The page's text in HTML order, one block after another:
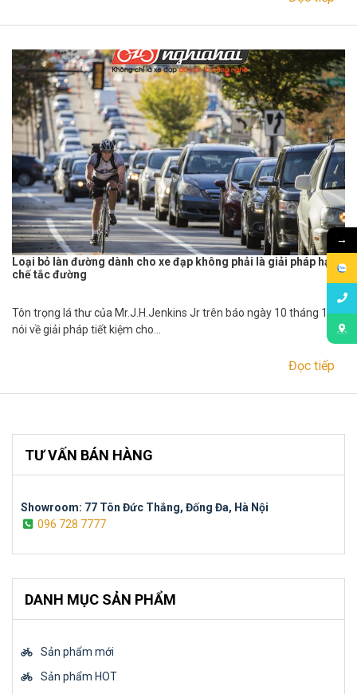
Loại bỏ làn đường dành cho xe đạp không phải là giải pháp hạn
chế tắc đường
Tôn trọng lá thư của Mr.J.H.Jenkins Jr trên báo ngày 10 tháng 10
nói về giải pháp tiết kiệm cho…
Đọc tiếp
TƯ VẤN BÁN HÀNG
Showroom: 77 Tôn Đức Thắng, Đống Đa, Hà Nội
096 728 7777
DANH MỤC SẢN PHẨM
Sản phẩm mới
Sản phẩm HOT
→